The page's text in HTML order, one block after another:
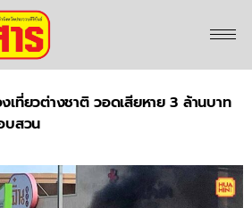
เที่ยวต่างชาติ วอดเสียหาย 3 ล้านบาท
บสวน